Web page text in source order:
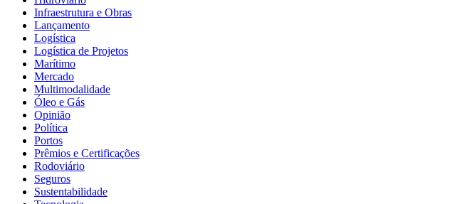
Infraestrutura e Obras
Lançamento
Logística
Logística de Projetos
Marítimo
Mercado
Multimodalidade
Óleo e Gás
Opinião
Política
Portos
Prêmios e Certificações
Rodoviário
Seguros
Sustentabilidade